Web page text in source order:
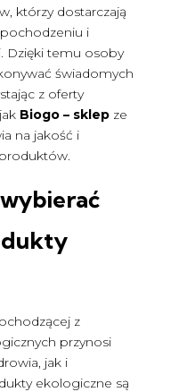
którzy dostarczają
i
Dzięki temu osoby
świadomych
z oferty
Biogo – sklep ze
na jakość i
z
przynosi
jak i
ekologiczne są